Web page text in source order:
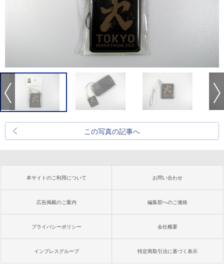
この写真の記事へ
本サイトのご利用について お問い合わせ
広告掲載のご案内 編集部へのご連絡
プライバシーポリシー 会社概要
インプレスグループ 特定商取引法に基づく表示